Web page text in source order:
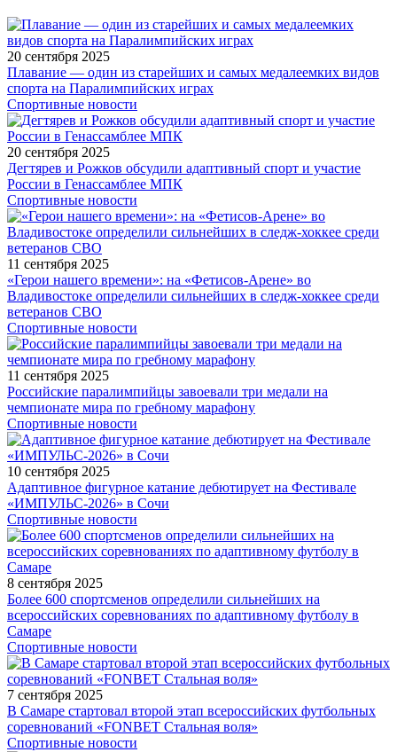
20 сентября 2025
Плавание — один из старейших и самых медалеемких видов
спорта на Паралимпийских играх
Спортивные новости
20 сентября 2025
Дегтярев и Рожков обсудили адаптивный спорт и участие
России в Генассамблее МПК
Спортивные новости
11 сентября 2025
«Герои нашего времени»: на «Фетисов-Арене» во
Владивостоке определили сильнейших в следж-хоккее среди
ветеранов СВО
Спортивные новости
11 сентября 2025
Российские паралимпийцы завоевали три медали на
чемпионате мира по гребному марафону
Спортивные новости
10 сентября 2025
Адаптивное фигурное катание дебютирует на Фестивале
«ИМПУЛЬС-2026» в Сочи
Спортивные новости
8 сентября 2025
Более 600 спортсменов определили сильнейших на
всероссийских соревнованиях по адаптивному футболу в
Самаре
Спортивные новости
7 сентября 2025
В Самаре стартовал второй этап всероссийских футбольных
соревнований «FONBET Стальная воля»
Спортивные новости